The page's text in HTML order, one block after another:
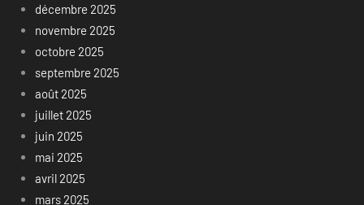
décembre 2025
novembre 2025
octobre 2025
septembre 2025
août 2025
juillet 2025
juin 2025
mai 2025
avril 2025
mars 2025